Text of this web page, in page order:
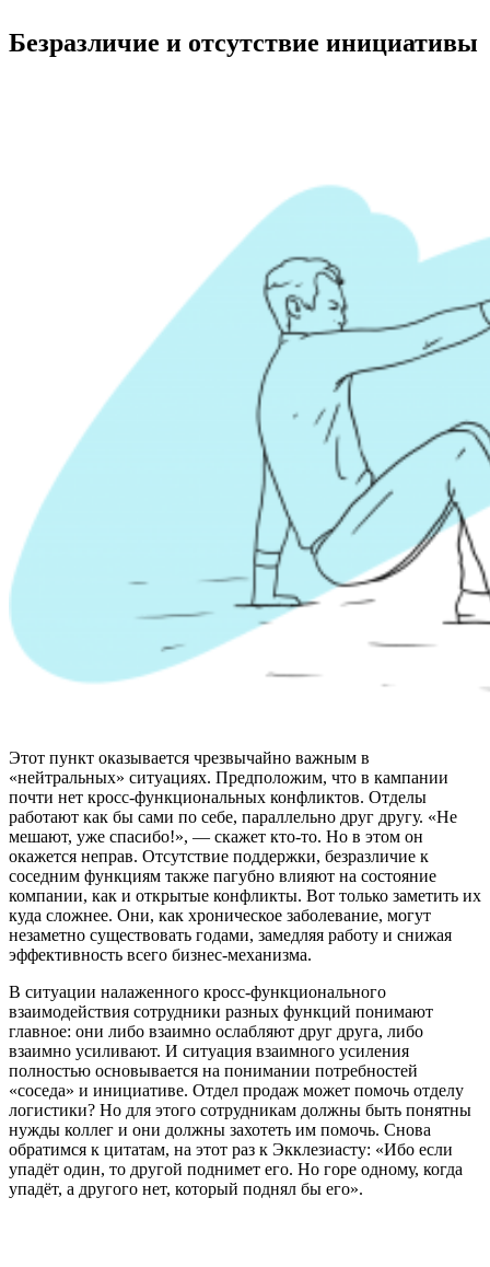
Безразличие и отсутствие инициативы
Этот пункт оказывается чрезвычайно важным в
«нейтральных» ситуациях. Предположим, что в кампании
почти нет кросс-функциональных конфликтов. Отделы
работают как бы сами по себе, параллельно друг другу. «Не
мешают, уже спасибо!», — скажет кто-то. Но в этом он
окажется неправ. Отсутствие поддержки, безразличие к
соседним функциям также пагубно влияют на состояние
компании, как и открытые конфликты. Вот только заметить их
куда сложнее. Они, как хроническое заболевание, могут
незаметно существовать годами, замедляя работу и снижая
эффективность всего бизнес-механизма.
В ситуации налаженного кросс-функционального
взаимодействия сотрудники разных функций понимают
главное: они либо взаимно ослабляют друг друга, либо
взаимно усиливают. И ситуация взаимного усиления
полностью основывается на понимании потребностей
«соседа» и инициативе. Отдел продаж может помочь отделу
логистики? Но для этого сотрудникам должны быть понятны
нужды коллег и они должны захотеть им помочь. Снова
обратимся к цитатам, на этот раз к Экклезиасту: «Ибо если
упадёт один, то другой поднимет его. Но горе одному, когда
упадёт, а другого нет, который поднял бы его».